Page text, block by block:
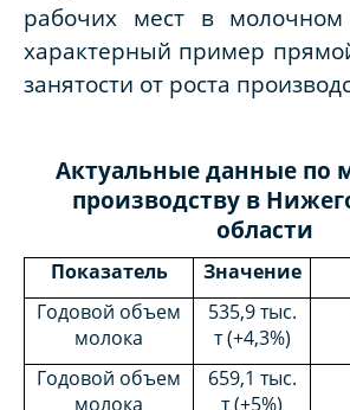
рабочих мест в молочном
характерный пример
занятости от роста
Актуальные данные по
производству в
области
Показатель Значение
Годовой объем
молока
535,9 тыс.
т (+4,3%)
Годовой объем
молока
659,1 тыс.
т (+5%)